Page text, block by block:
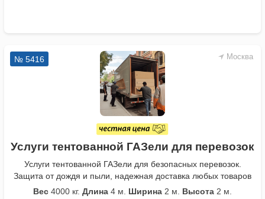
Москва
№ 5416
Услуги тентованной ГАЗели для перевозок
Услуги тентованной ГАЗели для безопасных перевозок.
Защита от дождя и пыли, надежная доставка любых товаров
Вес 4000 кг. Длина 4 м. Ширина 2 м. Высота 2 м.